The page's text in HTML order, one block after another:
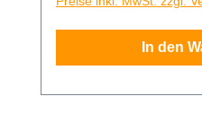
10/50mm
Schneidefläche
andere schwarz.In den